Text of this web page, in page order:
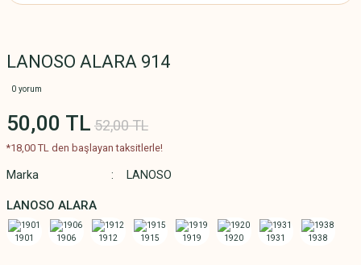
LANOSO ALARA 914
0 yorum
50,00 TL 52,00 TL
*18,00 TL den başlayan taksitlerle!
Marka LANOSO
LANOSO ALARA